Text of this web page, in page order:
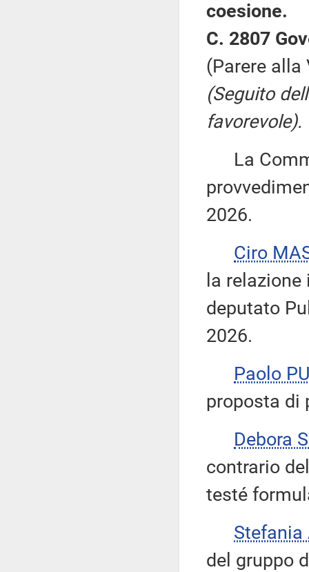
coesione.
C. 2807
(Parere alla
(Seguito
favorevole).
La
2026.
Ciro
la
deputato
2026.
Paolo
proposta di
Debora
contrario
testé
Stefania
del gruppo